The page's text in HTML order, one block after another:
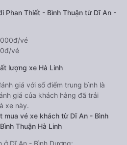
Phan Thiết - Bình Thuận từ Dĩ An -
vé
vé
lượng xe Hà Linh
giá với số điểm trung bình là
giá của khách hàng đã trải
xe này.
mua vé xe khách từ Dĩ An - Bình
Thuận Hà Linh
ở Dĩ An - Bình Dương: